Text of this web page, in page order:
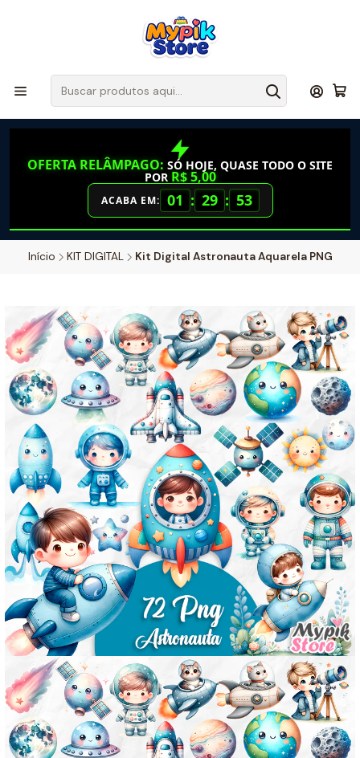
OFERTA RELÂMPAGO: SÓ HOJE, QUASE TODO O SITE
POR R$ 5,00
ACABA EM: 01 : 29 : 52
Início KIT DIGITAL Kit Digital Astronauta Aquarela PNG